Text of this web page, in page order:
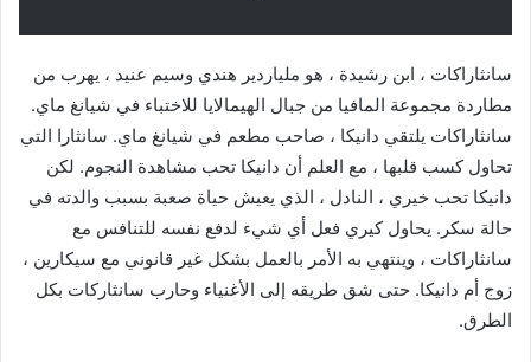
سانثاراكات ، ابن رشيدة ، هو ملياردير هندي وسيم عنيد ، يهرب من
مطاردة مجموعة المافيا من جبال الهيمالايا للاختباء في شيانغ ماي.
سانثاراكات يلتقي دانيكا ، صاحب مطعم في شيانغ ماي. سانثارا التي
تحاول كسب قلبها ، مع العلم أن دانيكا تحب مشاهدة النجوم. لكن
دانيكا تحب خيري ، النادل ، الذي يعيش حياة صعبة بسبب والدته في
حالة سكر. يحاول كيري فعل أي شيء لدفع نفسه للتنافس مع
سانثاراكات ، وينتهي به الأمر بالعمل بشكل غير قانوني مع سيكارين ،
زوج أم دانيكا. حتى شق طريقه إلى الأغنياء وحارب سانثاركات بكل
الطرق.